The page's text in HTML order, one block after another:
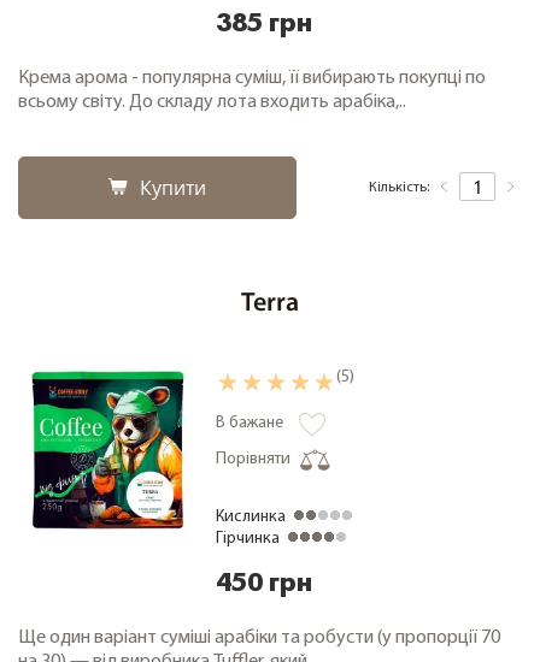
385 грн
Крема арома - популярна суміш, її вибирають покупці по
всьому світу. До складу лота входить арабіка,..
Купити Кількість:
Terra
(5)
В бажане
Порівняти
Кислинка
Гірчинка
450 грн
Ще один варіант суміші арабіки та робусти (у пропорції 70